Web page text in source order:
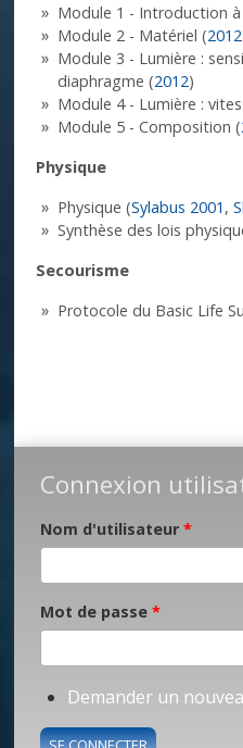
Module 1 - Introduction
Module 2 - Matériel (2012
Module 3 - Lumière :
diaphragme (2012)
Module 4 - Lumière :
Module 5 - Composition (
Physique
Physique (Sylabus 2001 ,
Synthèse des lois
Secourisme
Protocole du Basic Life
Connexion
Nom d'utilisateur*
Mot de passe*
Demander un